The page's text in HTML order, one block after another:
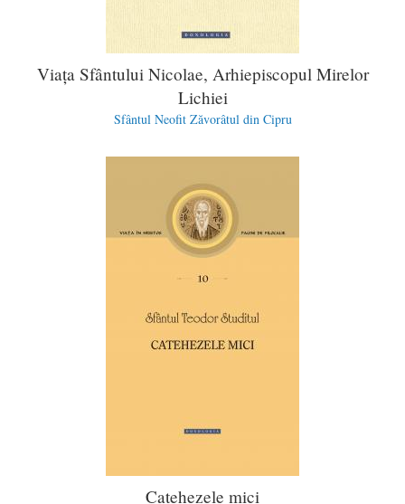
Viața Sfântului Nicolae, Arhiepiscopul Mirelor
Lichiei
Sfântul Neofit Zăvorâtul din Cipru
Catehezele mici